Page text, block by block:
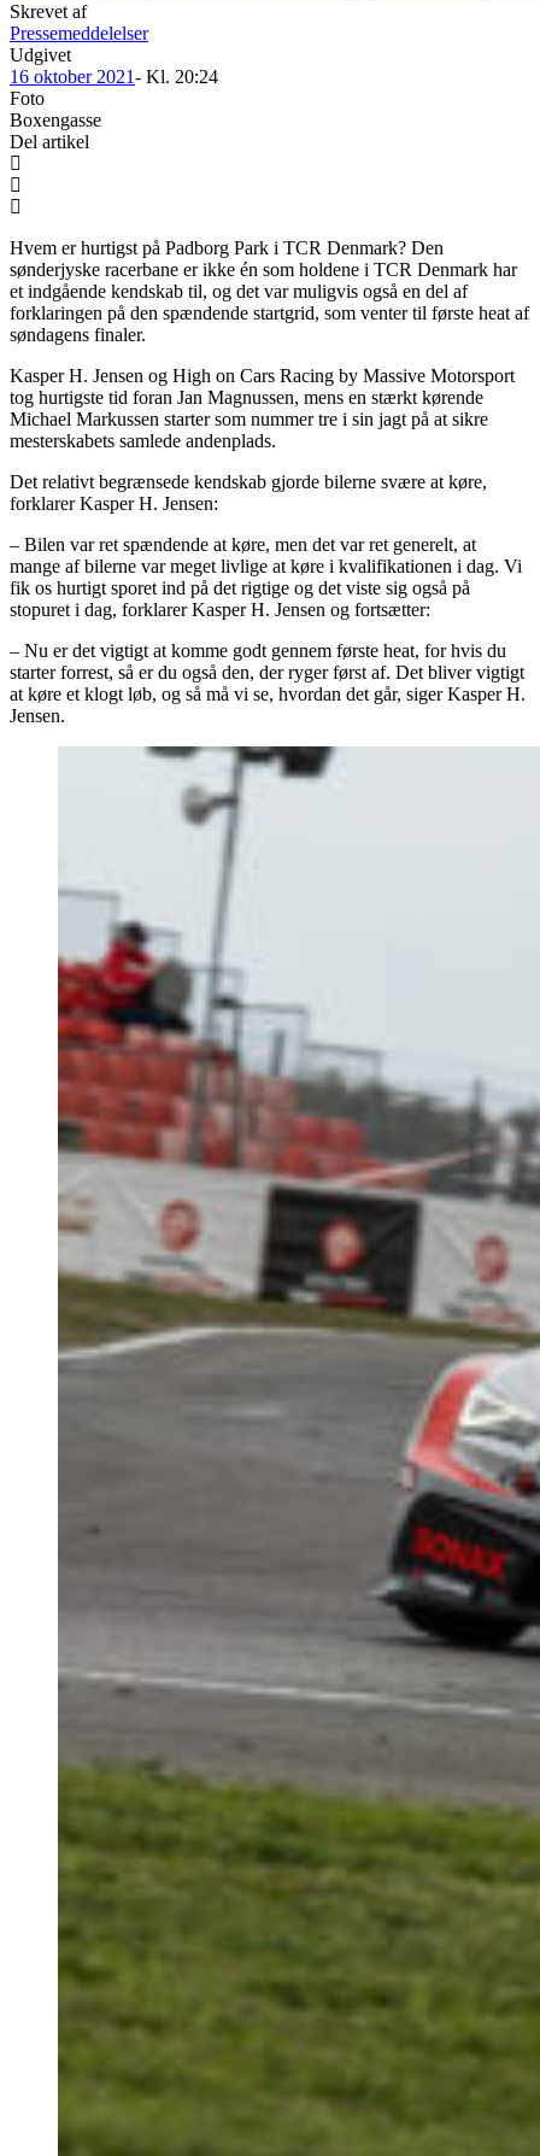
Skrevet af
Pressemeddelelser
Udgivet
16 oktober 2021- Kl. 20:24
Foto
Boxengasse
Del artikel
Hvem er hurtigst på Padborg Park i TCR Denmark? Den
sønderjyske racerbane er ikke én som holdene i TCR Denmark har
et indgående kendskab til, og det var muligvis også en del af
forklaringen på den spændende startgrid, som venter til første heat af
søndagens finaler.
Kasper H. Jensen og High on Cars Racing by Massive Motorsport
tog hurtigste tid foran Jan Magnussen, mens en stærkt kørende
Michael Markussen starter som nummer tre i sin jagt på at sikre
mesterskabets samlede andenplads.
Det relativt begrænsede kendskab gjorde bilerne svære at køre,
forklarer Kasper H. Jensen:
– Bilen var ret spændende at køre, men det var ret generelt, at
mange af bilerne var meget livlige at køre i kvalifikationen i dag. Vi
fik os hurtigt sporet ind på det rigtige og det viste sig også på
stopuret i dag, forklarer Kasper H. Jensen og fortsætter:
– Nu er det vigtigt at komme godt gennem første heat, for hvis du
starter forrest, så er du også den, der ryger først af. Det bliver vigtigt
at køre et klogt løb, og så må vi se, hvordan det går, siger Kasper H.
Jensen.